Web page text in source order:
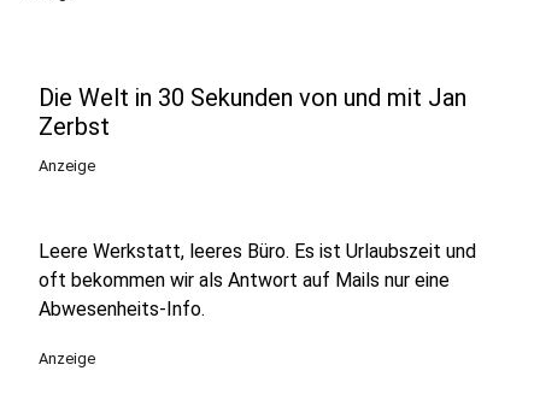
Die Welt in 30 Sekunden von und mit Jan
Zerbst
Anzeige
Leere Werkstatt, leeres Büro. Es ist Urlaubszeit und
oft bekommen wir als Antwort auf Mails nur eine
Abwesenheits-Info.
Anzeige